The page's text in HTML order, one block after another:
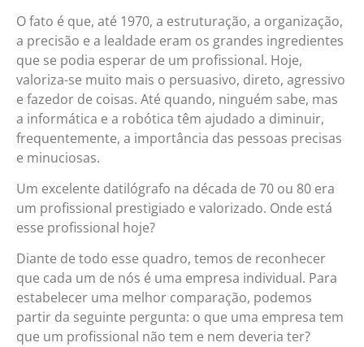
O fato é que, até 1970, a estruturação, a organização,
a precisão e a lealdade eram os grandes ingredientes
que se podia esperar de um profissional. Hoje,
valoriza-se muito mais o persuasivo, direto, agressivo
e fazedor de coisas. Até quando, ninguém sabe, mas
a informática e a robótica têm ajudado a diminuir,
frequentemente, a importância das pessoas precisas
e minuciosas.
Um excelente datilógrafo na década de 70 ou 80 era
um profissional prestigiado e valorizado. Onde está
esse profissional hoje?
Diante de todo esse quadro, temos de reconhecer
que cada um de nós é uma empresa individual. Para
estabelecer uma melhor comparação, podemos
partir da seguinte pergunta: o que uma empresa tem
que um profissional não tem e nem deveria ter?